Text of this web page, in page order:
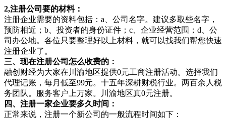
2,注册公司要的材料：
注册企业需要的资料包括：a、公司名字。建议多取些名字，
预防相近；b、投资者的身份证件；c、企业经营范围；d、公
司办公地。各位只要整理好以上材料，就可以找我们帮您快速
注册企业了。
三、现在注册公司怎么收费的：
融创财经为大家在川渝地区提供0元工商注册活动。选择我们
代理记账，每月低至99元。十五年深耕财税行业。两百余人税
务团队。服务客户上万家。川渝地区真0元注册。
四、注册一家企业要多久时间：
正常来说，注册一个新公司的一般流程时间如下：